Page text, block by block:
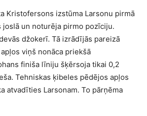
Kristofersons izstūma Larsonu pirmā
joslā un noturēja pirmo pozīciju.
džokerī. Tā izrādījās pareizā
viņš nonāca priekšā
finiša līniju šķērsoja tikai 0,2
Tehniskas ķibeles pēdējos apļos
atvadīties Larsonam. To pārņēma